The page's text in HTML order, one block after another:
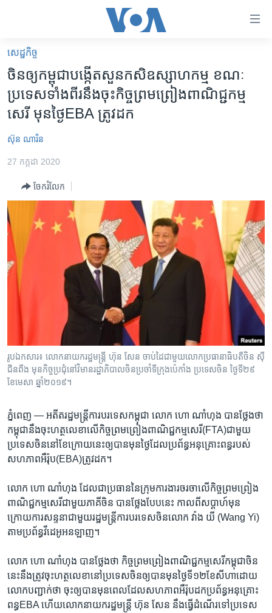
គេហទំព័រ​
ទាក់ទង
និង​
ចូល​
ទំព័រ​
ព័ត៌មាន​​
រំលង​
និង​
ចូល​
ទំព័រ​
រចនា
សម្ព័ន្ធ​
ទៅ​
កាន់​
ទំព័រ​
អន្តរជាតិ
អាមេរិក
ព្រឹត្តិការណ៍ព័ត៌មាន
ទូរទស្សន៍ / វីដេអូ​
វិទ្យុ / ផតខាសថ៍
កម្មវិធីទាំងអស់
Khmer English
ភាសា
សេដ្ឋកិច្ច
ចិន​ឲ្យ​កម្ពុជា​បង្កើត​សួន​កសិឧស្សាហ​កម្ម ​ខណៈ​
ប្រទេស​ទាំង​ពីរ​នឹង​ចុះ​កិច្ច​ព្រមព្រៀង​ពាណិជ្ជ​កម្ម​
សេរី ​មុន​ថ្ងៃ​EBA ​ត្រូវ​ដក
ស៊ុន ណារិន
27 កក្កដា 2020
ចែករំលែក
រូបឯកសារ៖ លោកនាយករដ្ឋមន្ត្រី ហ៊ុន សែន ចាប់ដៃ​ជាមួយ​លោក​ប្រធានាធិបតីចិន ស៊ី
ជីនពីង មុន​កិច្ចប្រជុំនៅវិមានរដ្ឋាភិបាលចិនប្រចាំទីក្រុង​ប៉េកាំង ប្រទេស​ចិន ថ្ងៃទី២៩
ខែមេសា ឆ្នាំ២០១៩។
ភ្នំពេញ — អតីត​រដ្ឋ​មន្រ្តី​ការ​បរទេស​កម្ពុជា ​លោក ​ហោ ណាំហុង​ បាន​ថ្លែង​ថា
​កម្ពុជា​នឹង​ចុះ​ហត្ថលេខា​លើ​កិច្ច​ព្រម​ព្រៀង​ពាណិជ្ជ​កម្ម​សេរី​(FTA)​ជាមួយ​
ប្រទេស​ចិន​នៅខែ​ក្រោយ​នេះ​ឲ្យ​បាន​មុន​ថ្ងៃ​ដែល​ប្រព័ន្ធ​អនុគ្រោះ​ពន្ធ​របស់​
សហភាព​អឺរ៉ុប​(EBA)​ត្រូវដក។​
លោក ​ហោ ណាំហុង ​ដែល​ជា​ប្រធាន​នៃ​ក្រុម​ការងារ​ចរចា​លើ​កិច្ច​ព្រមព្រៀង​
ពាណិជ្ជ​កម្ម​សេរី​ជាមួយ​ភាគីចិន​ បាន​ថ្លែង​បែប​នេះ ​កាល​ពី​សប្តាហ៍​មុន ​
ក្រោយ​ការ​សន្ទនា​ជាមួយ​រដ្ឋមន្រ្តី​ការ​បរទេស​ចិន​លោក​ វ៉ាង យី ​(Wang Yi)​
តាម​ប្រព័ន្ធ​វីដេអូ​អនឡាញ។​
លោក​ ហោ ណាំហុង​ បាន​ថ្លែង​ថា ​កិច្ច​ព្រមព្រៀង​ពាណិជ្ជ​កម្ម​សេរី​កម្ពុជា​ចិន​
នេះ​នឹង​ត្រូវ​ចុះ​ហត្ថលេខា​នៅ​ប្រទេស​ចិន​ឲ្យ​បាន​មុន​ថ្ងៃទី​១២​ខែ​សីហា​ដោយ​
លោក​បញ្ជាក់​ថា ​ចុះ​ឲ្យ​បាន​មុន​ពេល​ដែល​សហភាព​អឺរ៉ុប​ដក​ប្រព័ន្ធ​អនុគ្រោះ​
ពន្ធ​EBA ​ហើយ​លោក​នាយក​រដ្ឋមន្រ្តី ​ហ៊ុន សែន ​នឹង​ធ្វើ​ដំណើរ​ទៅ​ប្រទេស​